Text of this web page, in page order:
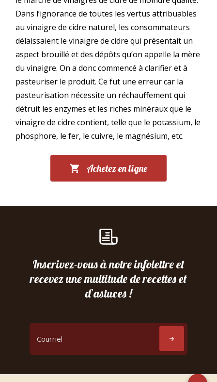
Dans l’ignorance de toutes les vertus attribuables
au vinaigre de cidre naturel, les consommateurs
délaissaient le vinaigre de cidre qui présentait un
aspect brouillé et des dépôts qu’on appelle la mère
du vinaigre. On a donc commencé à clarifier et à
pasteuriser le produit. Ce fut une erreur car la
pasteurisation nécessite un réchauffement qui
détruit les enzymes et les riches minéraux que le
vinaigre de cidre contient, telle que le potassium, le
phosphore, le fer, le cuivre, le magnésium, etc.
Achetez en ligne
Inscrivez-vous à notre infolettre et
recevez une multitude de recettes et
d’astuces !